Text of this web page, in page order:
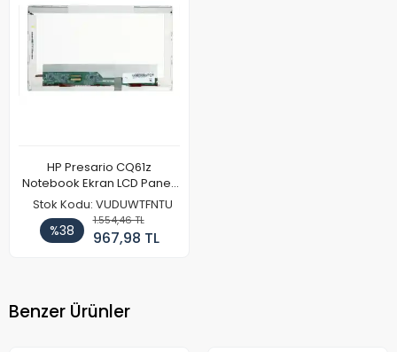
HP Presario CQ61z
Notebook Ekran LCD Paneli
(Ref)
Stok Kodu: VUDUWTFNTU
%38
1.554,46 TL
967,98 TL
Benzer Ürünler